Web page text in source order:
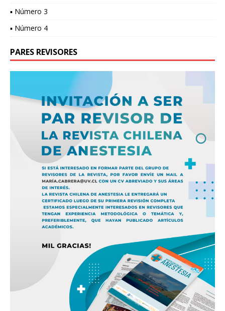
▪ Número 3
▪ Número 4
PARES REVISORES